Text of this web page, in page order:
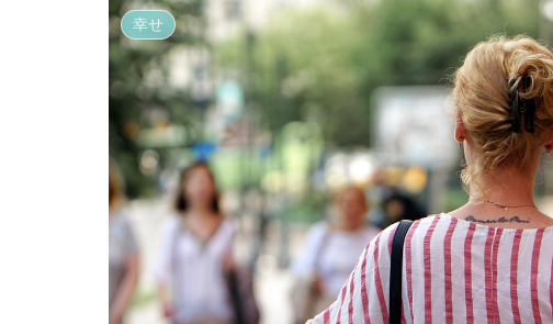
幸せ